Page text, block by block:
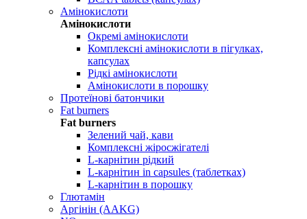
Амінокислоти
Амінокислоти
Окремі амінокислоти
Комплексні амінокислоти в пігулках,
капсулах
Рідкі амінокислоти
Амінокислоти в порошку
Протеїнові батончики
Fat burners
Fat burners
Зелений чай, кави
Комплексні жіросжігателі
L-карнітин рідкий
L-карнітин in capsules (таблетках)
L-карнітин в порошку
Глютамін
Аргінін (AAKG)